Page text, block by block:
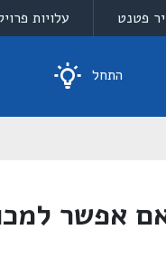
פטנט עלויות
התחל
אפשר